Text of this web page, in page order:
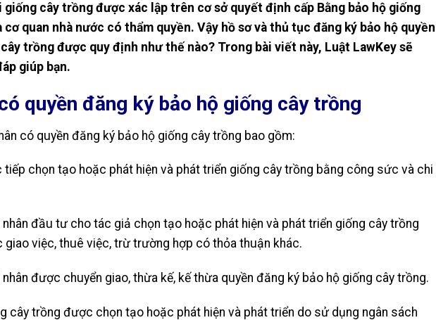
giống cây trồng được xác lập trên cơ sở quyết định cấp Bằng bảo hộ giống
cơ quan nhà nước có thẩm quyền. Vậy hồ sơ và thủ tục đăng ký bảo hộ quyền
trồng được quy định như thế nào? Trong bài viết này, Luật LawKey sẽ
giúp bạn.
quyền đăng ký bảo hộ giống cây trồng
có quyền đăng ký bảo hộ giống cây trồng bao gồm:
chọn tạo hoặc phát hiện và phát triển giống cây trồng bằng công sức và chi
đầu tư cho tác giả chọn tạo hoặc phát hiện và phát triển giống cây trồng
giao việc, thuê việc, trừ trường hợp có thỏa thuận khác.
được chuyển giao, thừa kế, kế thừa quyền đăng ký bảo hộ giống cây trồng.
cây trồng được chọn tạo hoặc phát hiện và phát triển do sử dụng ngân sách